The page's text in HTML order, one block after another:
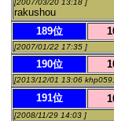
[2007/03/20 13:18 ]
rakushou
189位
[2007/01/22 17:35 ]
190位
[2013/12/01 13:06
191位
[2008/11/29 14:03 ]